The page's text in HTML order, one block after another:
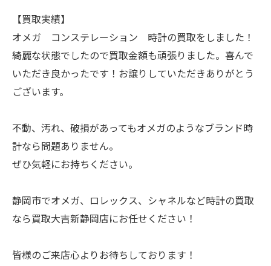
【買取実績】
オメガ コンステレーション 時計の買取をしました！
綺麗な状態でしたので買取金額も頑張りました。喜んで
いただき良かったです！お譲りしていただきありがとう
ございます。
不動、汚れ、破損があってもオメガのようなブランド時
計なら問題ありません。
ぜひ気軽にお持ちください。
静岡市でオメガ、ロレックス、シャネルなど時計の買取
なら買取大吉新静岡店にお任せください！
皆様のご来店心よりお待ちしております！